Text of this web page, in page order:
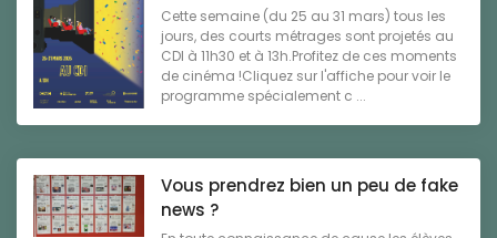
Cette semaine (du 25 au 31 mars) tous les
jours, des courts métrages sont projetés au
CDI à 11h30 et à 13h.Profitez de ces moments
de cinéma !Cliquez sur l'affiche pour voir le
programme spécialement c ...
Vous prendrez bien un peu de fake
news ?